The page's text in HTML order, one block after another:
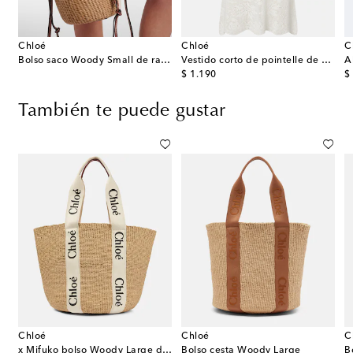
Chloé
Bolso saco Woody Small de rafia
Chloé
Vestido corto de pointelle de algodón
$ 1.190
original price
$
También te puede gustar
Chloé
x Mifuko bolso Woody Large de rafia
Chloé
Bolso cesta Woody Large